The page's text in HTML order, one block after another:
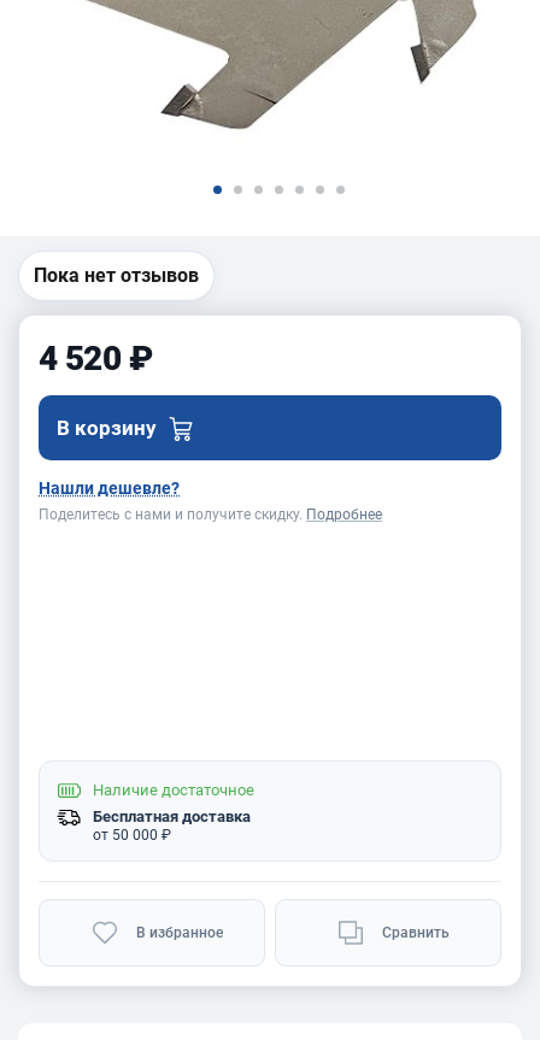
Пока нет отзывов
4 520 ₽
В корзину
Нашли дешевле?
Поделитесь с нами и получите скидку. Подробнее
Наличие достаточное
Бесплатная доставка
от 50 000 ₽
В избранное Сравнить